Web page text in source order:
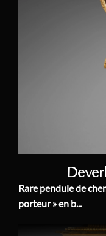
Rare pendule de
porteur » en b...